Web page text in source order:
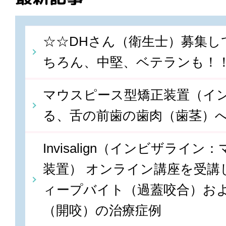
☆☆DHさん（衛生士）募集し
ちろん、中堅、ベテランも！
マウスピース型矯正装置（イ
る、舌の前歯の歯肉（歯茎）
Invisalign（インビザライン：
装置） オンライン講座を受講
ィープバイト（過蓋咬合）お
（開咬）の治療症例